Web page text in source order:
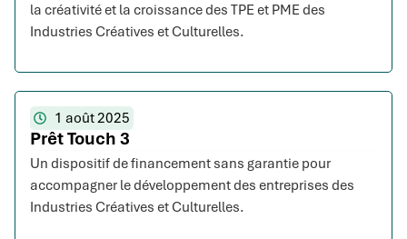
la créativité et la croissance des TPE et PME des
Industries Créatives et Culturelles.
1 août 2025
Prêt Touch 3
Un dispositif de financement sans garantie pour
accompagner le développement des entreprises des
Industries Créatives et Culturelles.